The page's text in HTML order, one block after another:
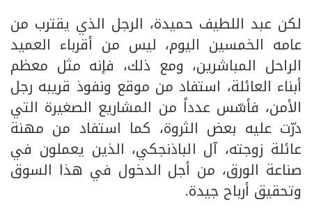
لكن عبد اللطيف حميدة، الرجل الذي يقترب من
عامه الخمسين اليوم، ليس من أقرباء العميد
الراحل المباشرين، ومع ذلك، فإنه مثل معظم
أبناء العائلة، استفاد من موقع ونفوذ قريبه رجل
الأمن، فأسّس عدداً من المشاريع الصغيرة التي
درّت عليه بعض الثروة، كما استفاد من مهنة
عائلة زوجته، آل الباذنجكي، الذين يعملون في
صناعة الورق، من أجل الدخول في هذا السوق
وتحقيق أرباح جيدة.